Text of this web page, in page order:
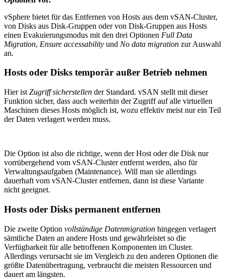
vSphere bietet für das Entfernen von Hosts aus dem vSAN-Cluster,
von Disks aus Disk-Gruppen oder von Disk-Gruppen aus Hosts
einen Evakuierungs­modus mit den drei Optionen Full Data
Migration, Ensure accessability und No data migration zur Auswahl
an.
Hosts oder Disks temporär außer Betrieb nehmen
Hier ist Zugriff sicherstellen der Standard. vSAN stellt mit dieser
Funktion sicher, dass auch weiterhin der Zugriff auf alle virtuellen
Maschinen dieses Hosts möglich ist, wozu effektiv meist nur ein Teil
der Daten verlagert werden muss.
Die Option ist also die richtige, wenn der Host oder die Disk nur
vorrübergehend vom vSAN-Cluster entfernt werden, also für
Verwaltungs­aufgaben (Maintenance). Will man sie allerdings
dauerhaft vom vSAN-Cluster entfernen, dann ist diese Variante
nicht geeignet.
Hosts oder Disks permanent entfernen
Die zweite Option vollständige Datenmigration hingegen verlagert
sämtliche Daten an andere Hosts und gewährleistet so die
Verfügbarkeit für alle betroffenen Komponenten im Cluster.
Allerdings verursacht sie im Vergleich zu den anderen Optionen die
größte Datenübertragung, verbraucht die meisten Ressourcen und
dauert am längsten.